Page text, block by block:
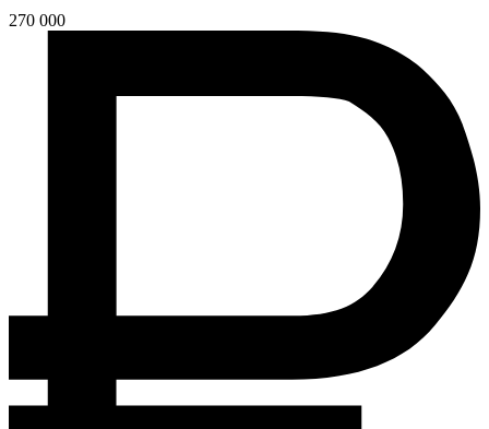
270 000